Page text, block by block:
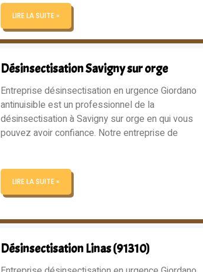
LIRE LA SUITE »
Désinsectisation Savigny sur orge
Entreprise désinsectisation en urgence Giordano
antinuisible est un professionnel de la
désinsectisation à Savigny sur orge en qui vous
pouvez avoir confiance. Notre entreprise de
LIRE LA SUITE »
Désinsectisation Linas (91310)